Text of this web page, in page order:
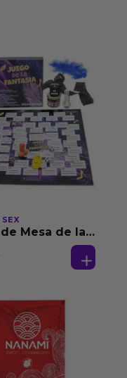
Mesa de las